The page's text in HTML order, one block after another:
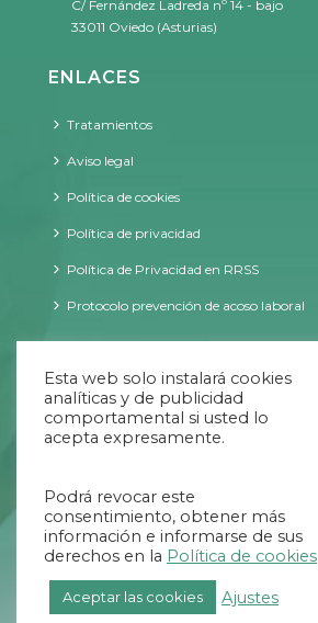
C/ Fernández Ladreda nº 14 - bajo
33011 Oviedo (Asturias)
ENLACES
Tratamientos
Aviso legal
Política de cookies
Política de privacidad
Política de Privacidad en RRSS
Protocolo prevención de acoso laboral
984 707 034
654 639 769
Esta web solo instalará cookies
analíticas y de publicidad
comportamental si usted lo
acepta expresamente.
Podrá revocar este
consentimiento, obtener más
información e informarse de sus
derechos en la Política de cookies
Aceptar las cookies Ajustes